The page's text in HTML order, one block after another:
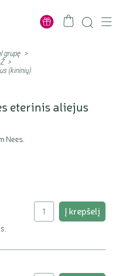
grupę >
>
(kininių)
eterinis aliejus
Nees.
Į krepšelį